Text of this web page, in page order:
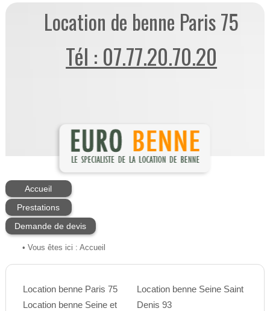
Location de benne Paris 75
Tél : 07.77.20.70.20
Accueil
Prestations
Demande de devis
• Vous êtes ici : Accueil
Location benne Paris 75
Location benne Seine et
Location benne Seine Saint
Denis 93